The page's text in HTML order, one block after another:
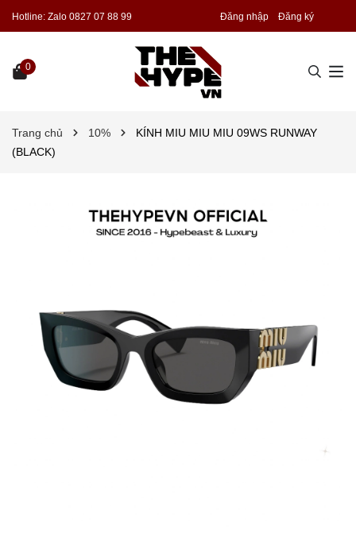
Hotline: Zalo 0827 07 88 99 Đăng nhập Đăng ký
0
Trang chủ 10%
KÍNH MIU MIU MIU 09WS RUNWAY
(BLACK)